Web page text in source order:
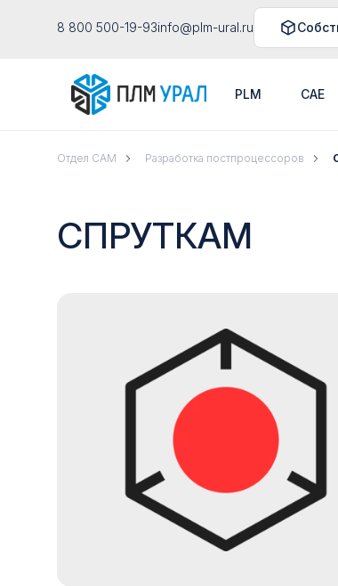
8 800 500-19-93info@plm-ural.ru
PLM CAE
Отдел CAM Разработка постпроцессоров
СПРУТКАМ